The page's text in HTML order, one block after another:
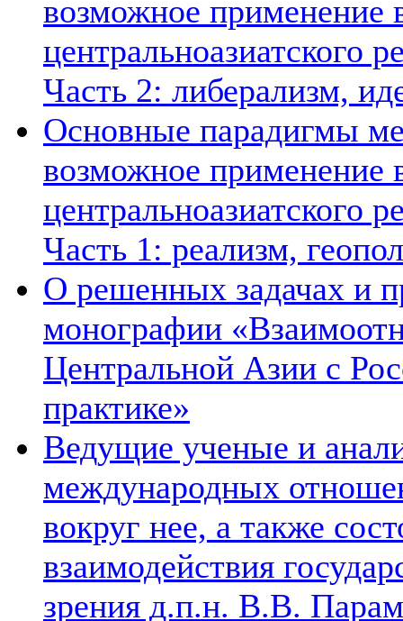
возможное применение
центральноазиатского
Часть 2: либерализм,
Основные парадигмы
возможное применение
центральноазиатского
Часть 1: реализм,
О решенных задачах и
монографии
Центральной Азии с
практике»
Ведущие ученые и
международных
вокруг нее, а также
взаимодействия
зрения д.п.н. В.В.